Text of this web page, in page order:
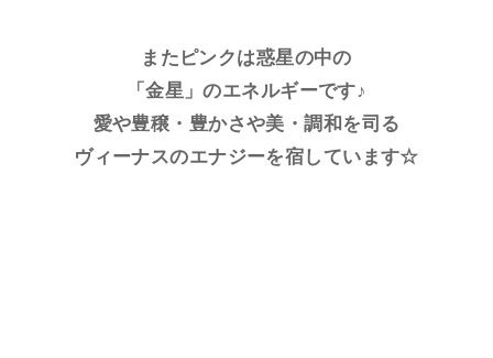
またピンクは惑星の中の
「金星」のエネルギーです♪
愛や豊穣・豊かさや美・調和を司る
ヴィーナスのエナジーを宿しています☆